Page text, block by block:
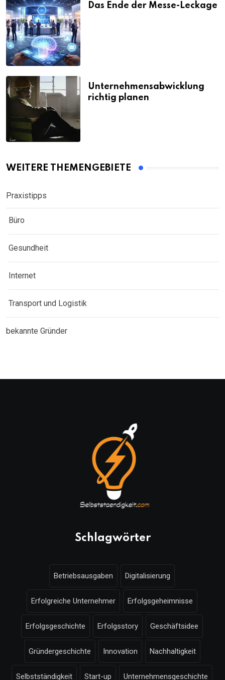
Das Ende der Messe-Leckage
Unternehmensabwicklung
richtig planen
WEITERE THEMENGEBIETE
Praxistipps
Büro
Gesundheit
Internet
Transport und Logistik
bekannte Gründer
Schlagwörter
Betriebsausgaben Digitalisierung
Erfolgreiche Unternehmer Erfolgsgeheimnisse
Erfolgsgeschichte Erfolgsstory Geschäftsidee
Gründergeschichte Innovation Nachhaltigkeit
Selbstständigkeit Start-up Unternehmensgeschichte